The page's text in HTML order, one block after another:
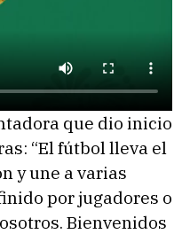
que dio inicio
“El fútbol lleva el
y une a varias
por jugadores o
Bienvenidos